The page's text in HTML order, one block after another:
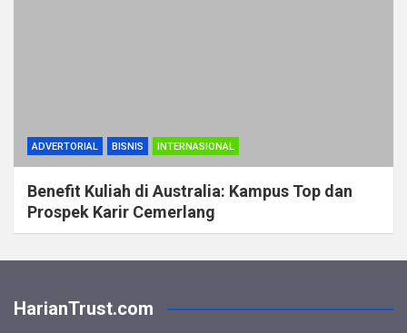
ADVERTORIAL BISNIS INTERNASIONAL
Benefit Kuliah di Australia: Kampus Top dan
Prospek Karir Cemerlang
HarianTrust.com